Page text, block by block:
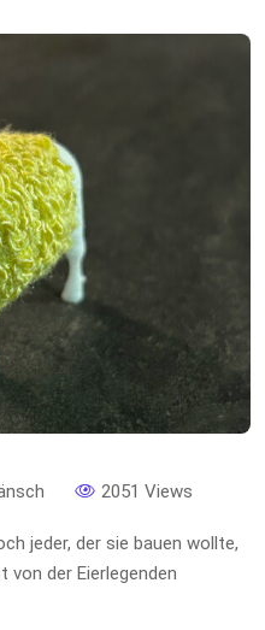
2051 Views
jeder, der sie bauen wollte,
von der Eierlegenden